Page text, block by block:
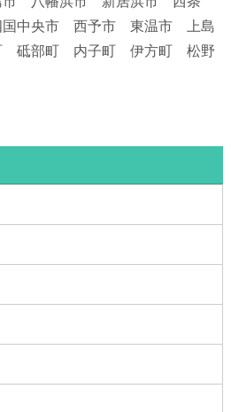
中央市 西予市 東温市 上島
砥部町 内子町 伊方町 松野